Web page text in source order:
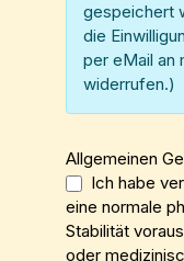
gespeichert
die
per eMail an
widerrufen.)
Allgemeinen
Ich habe
eine normale
Stabilität
oder